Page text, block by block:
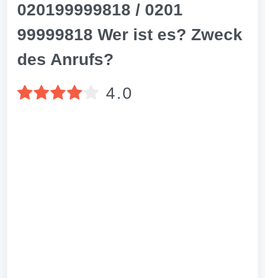
020199999818 / 0201
99999818 Wer ist es? Zweck
des Anrufs?
4.0